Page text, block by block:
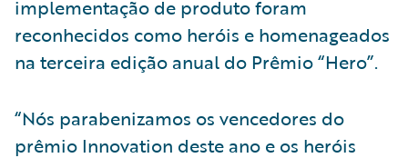
implementação de produto foram
reconhecidos como heróis e homenageados
na terceira edição anual do Prêmio “Hero”.
“Nós parabenizamos os vencedores do
prêmio Innovation deste ano e os heróis